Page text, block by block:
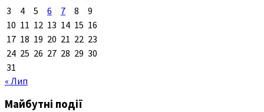
3
4 5 6 7 8
9
10 11 12 13 14 15 16
17 18 19 20 21 22 23
24 25 26 27 28 29 30
31
« Лип
Майбутні події